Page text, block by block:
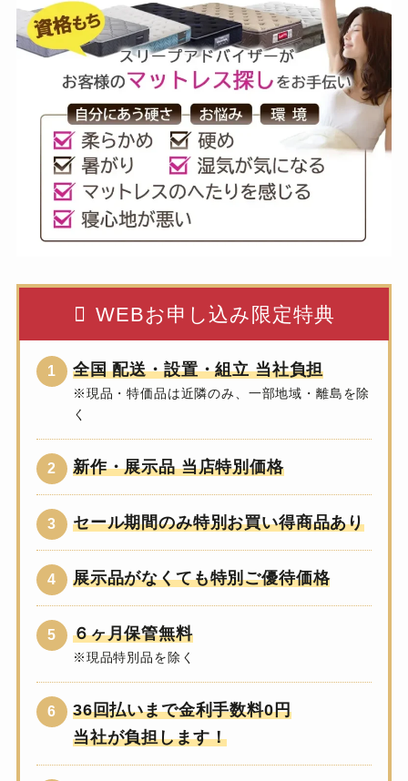
WEBお申し込み限定特典
全国 配送・設置・組立 当社負担
※現品・特価品は近隣のみ、一部地域・離島を除
く
新作・展示品 当店特別価格
セール期間のみ特別お買い得商品あり
展示品がなくても特別ご優待価格
６ヶ月保管無料
※現品特別品を除く
36回払いまで金利手数料0円
当社が負担します！